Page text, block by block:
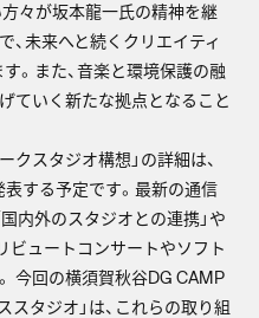
々が坂本龍一氏の精神を継
、未来へと続くクリエイティ
。また、音楽と環境保護の融
ていく新たな拠点となること
スタジオ構想」の詳細は、
する予定です。最新の通信
内外のスタジオとの連携」や
ビュートコンサートやソフト
今回の横須賀秋谷DG CAMP
スタジオ」は、これらの取り組